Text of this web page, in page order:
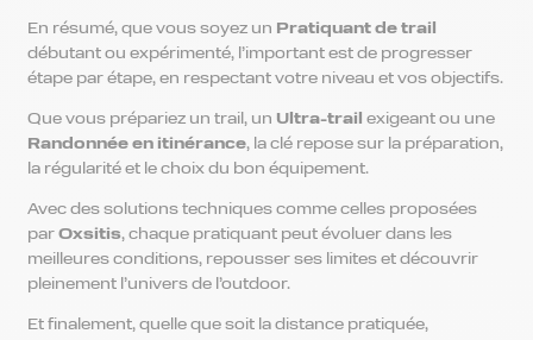
En résumé, que vous soyez un Pratiquant de trail
débutant ou expérimenté, l’important est de progresser
étape par étape, en respectant votre niveau et vos objectifs.
Que vous prépariez un trail, un Ultra-trail
exigeant ou une
Randonnée en itinérance, la clé repose sur la préparation,
la régularité et le choix du bon équipement.
Avec des solutions techniques comme celles proposées
par Oxsitis, chaque pratiquant peut évoluer dans les
meilleures conditions, repousser ses limites et découvrir
pleinement l’univers de l’outdoor.
Et finalement, quelle que soit la distance pratiquée,